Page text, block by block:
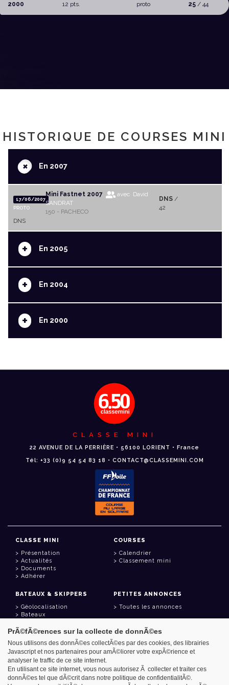
2000 12 pts. proto 25/ 44
HISTORIQUE DE COURSES MINI
+En 2007
17/06/2007
PROTO
Mini Fastnet 2007
avec David
SANDRAT
150 - PACHECO
DNS/
42
DNS
+ En 2005
+ En 2004
+ En 2000
CLASSE MINI
22 AVENUE DE LA PERRIÈRE • 56100 LORIENT • France
Tél: +33 (0)9 54 54 83 18 • CONTACT@CLASSEMINI.COM
CLASSE MINI
Présentation
Actualités
Documents
Adhérer
COURSES
Calendrier
Classement mini
BATEAUX & SKIPPERS
Géolocalisation
Bateaux
PETITES ANNONCES
Toutes les annonces
LIENS UTILES
Espace adhérent
Contact
Carnet d'adresses
Goodies
PrÃ©fÃ©rences sur la collecte de donnÃ©es
Nous utilisons des donnÃ©es collectÃ©es par des cookies, des librairies
Javascript et nos partenaires pour amÃ©liorer votre expÃ©rience et
analyser le traffic de ce site internet.
En utilisant ce site internet, vous nous autorisez Ã collecter et traiter ces
donnÃ©es tel que dÃ©crit dans notre politique de confidentialitÃ©.